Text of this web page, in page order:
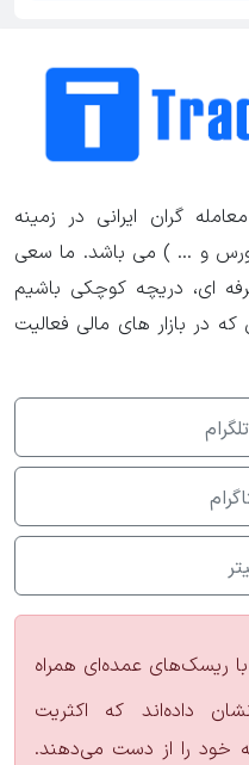
گران ایرانی در زمینه
بورس و ... ) می باشد. ما سعی
ای، دریچه کوچکی باشیم
در بازار های مالی فعالیت
با ریسک‌های عمده‌ای همراه
داده‌اند که اکثریت
خود را از دست می‌دهند.